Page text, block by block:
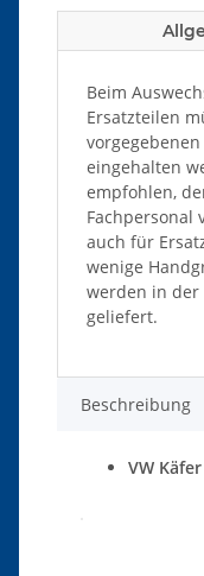
Beim
Ersatzteilen
eingehalten
empfohlen,
Fachpersonal
auch für
wenige
werden in der
geliefert.
Beschreibung
VW Käfer